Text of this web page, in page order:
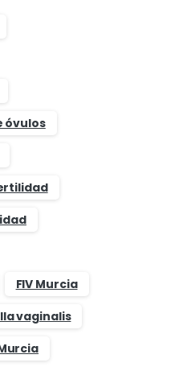
óvulos
FIV Murcia
vaginalis